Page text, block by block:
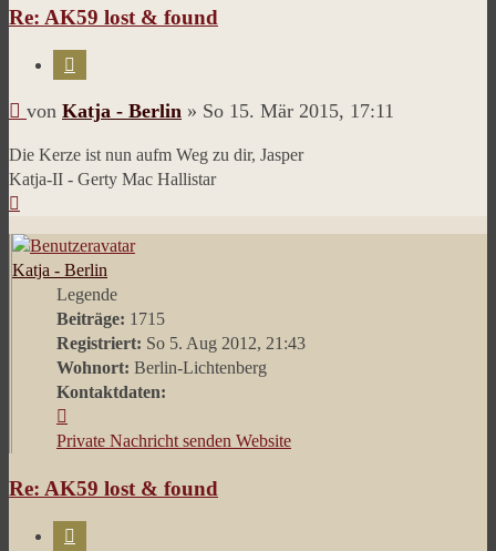
-
Re: AK59 lost & found
Beitrag
von Katja - Berlin » So 15. Mär 2015, 17:11
Die Kerze ist nun aufm Weg zu dir, Jasper
Katja-II - Gerty Mac Hallistar
Katja - Berlin
Legende
Beiträge: 1715
Registriert: So 5. Aug 2012, 21:43
Wohnort: Berlin-Lichtenberg
Kontaktdaten:
von
-
Private Nachricht senden Website
Re: AK59 lost & found